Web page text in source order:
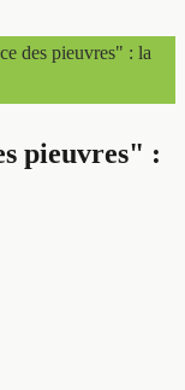
des pieuvres" : la
pieuvres" :